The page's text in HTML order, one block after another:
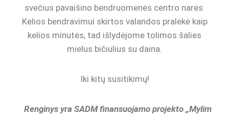
svečius pavaišino bendruomenės centro narės.
Kelios bendravimui skirtos valandos pralėkė kaip
kelios minutės, tad išlydėjome tolimos šalies
mielus bičiulius su daina.
Iki kitų susitikimų!
Renginys yra SADM finansuojamo projekto „Mylim